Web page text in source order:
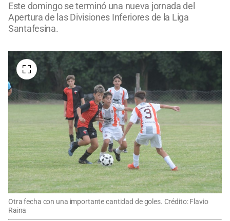
Este domingo se terminó una nueva jornada del
Apertura de las Divisiones Inferiores de la Liga
Santafesina.
Otra fecha con una importante cantidad de goles. Crédito: Flavio
Raina